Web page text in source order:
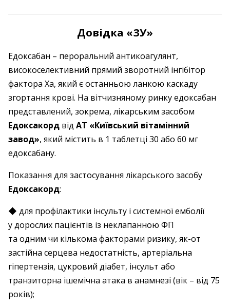
Довідка «ЗУ»
Едоксабан – пероральний антикоагулянт,
високоселективний прямий зворотний інгібітор
фактора Ха, який є останньою ланкою каскаду
згортання крові. На вітчизняному ринку едоксабан
представлений, зокрема, лікарським засобом
Едоксакорд від АТ «Київський вітамінний
завод», який містить в 1 таблетці 30 або 60 мг
едоксабану.
Показання для застосування лікарського засобу
Едоксакорд:
◆ для профілактики інсульту і системної емболії
у дорослих пацієнтів із неклапанною ФП
та одним чи кількома факторами ризику, як-от
застійна серцева недостатність, артеріальна
гіпертензія, цукровий діабет, інсульт або
транзиторна ішемічна атака в анамнезі (вік – від 75
років);